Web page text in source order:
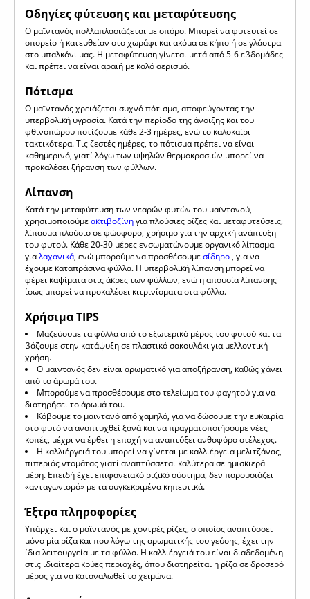
Οδηγίες φύτευσης και μεταφύτευσης
Ο μαϊντανός πολλαπλασιάζεται με σπόρο. Μπορεί να φυτευτεί σε
σπορείο ή κατευθείαν στο χωράφι και ακόμα σε κήπο ή σε γλάστρα
στο μπαλκόνι μας. Η μεταφύτευση γίνεται μετά από 5-6 εβδομάδες
και πρέπει να είναι αραιή με καλό αερισμό.
Πότισμα
Ο μαϊντανός χρειάζεται συχνό πότισμα, αποφεύγοντας την
υπερβολική υγρασία. Κατά την περίοδο της άνοιξης και του
φθινοπώρου ποτίζουμε κάθε 2-3 ημέρες, ενώ το καλοκαίρι
τακτικότερα. Τις ζεστές ημέρες, το πότισμα πρέπει να είναι
καθημερινό, γιατί λόγω των υψηλών θερμοκρασιών μπορεί να
προκαλέσει ξήρανση των φύλλων.
Λίπανση
Κατά την μεταφύτευση των νεαρών φυτών του μαϊντανού,
χρησιμοποιούμεακτιβοζίνηγια πλούσιες ρίζες και μεταφυτεύσεις,
λίπασμα πλούσιο σε φώσφορο, χρήσιμο για την αρχική ανάπτυξη
του φυτού. Κάθε 20-30 μέρες ενσωματώνουμε οργανικό λίπασμα
γιαλαχανικά, ενώ μπορούμε να προσθέσουμεσίδηρο, για να
έχουμε καταπράσινα φύλλα. Η υπερβολική λίπανση μπορεί να
φέρει καψίματα στις άκρες των φύλλων, ενώ η απουσία λίπανσης
ίσως μπορεί να προκαλέσει κιτρινίσματα στα φύλλα.
Χρήσιμα TIPS
Μαζεύουμε τα φύλλα από το εξωτερικό μέρος του φυτού και τα
βάζουμε στην κατάψυξη σε πλαστικό σακουλάκι για μελλοντική
χρήση.
Ο μαϊντανός δεν είναι αρωματικό για αποξήρανση, καθώς χάνει
από το άρωμά του.
Μπορούμε να προσθέσουμε στο τελείωμα του φαγητού για να
διατηρήσει το άρωμά του.
Κόβουμε το μαϊντανό από χαμηλά, για να δώσουμε την ευκαιρία
στο φυτό να αναπτυχθεί ξανά και να πραγματοποιήσουμε νέες
κοπές, μέχρι να έρθει η εποχή να αναπτύξει ανθοφόρο στέλεχος.
Η καλλιέργειά του μπορεί να γίνεται με καλλιέργεια μελιτζάνας,
πιπεριάς ντομάτας γιατί αναπτύσσεται καλύτερα σε ημισκιερά
μέρη. Επειδή έχει επιφανειακό ριζικό σύστημα, δεν παρουσιάζει
«ανταγωνισμό» με τα συγκεκριμένα κηπευτικά.
Έξτρα πληροφορίες
Υπάρχει και ο μαϊντανός με χοντρές ρίζες, ο οποίος αναπτύσσει
μόνο μία ρίζα και που λόγω της αρωματικής του γεύσης, έχει την
ίδια λειτουργεία με τα φύλλα. Η καλλιέργειά του είναι διαδεδομένη
στις ιδιαίτερα κρύες περιοχές, όπου διατηρείται η ρίζα σε δροσερό
μέρος για να καταναλωθεί το χειμώνα.